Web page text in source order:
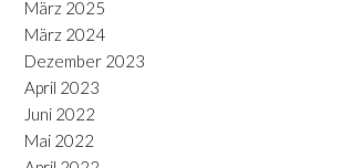
März 2025
März 2024
Dezember 2023
April 2023
Juni 2022
Mai 2022